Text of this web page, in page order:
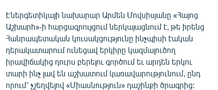
Էներգետիկայի նախարար Արմեն Մովսիսյանը «Հայոց
Աշխարհ»-ի հարցազրույցում ներկայացնում է, թե իրենց
Հանրապետական կուսակցությունը ինչպիսի էական
դերակատարում ունեցավ երկիրը կազմալուծող
իրավիճակից դուրս բերելու գործում եւ արդեն երկու
տարի ինչ լավ են աշխատում կառավարությունում, ընդ
որում՝ չշեղվելով «Միասնություն» դաշինքի ծրագրից: